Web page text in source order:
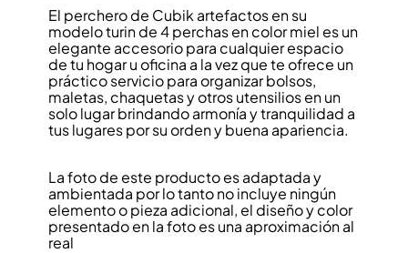
El perchero de Cubik artefactos en su
modelo turin de 4 perchas en color miel es un
elegante accesorio para cualquier espacio
de tu hogar u oficina a la vez que te ofrece un
práctico servicio para organizar bolsos,
maletas, chaquetas y otros utensilios en un
solo lugar brindando armonía y tranquilidad a
tus lugares por su orden y buena apariencia.
La foto de este producto es adaptada y
ambientada por lo tanto no incluye ningún
elemento o pieza adicional, el diseño y color
presentado en la foto es una aproximación al
real